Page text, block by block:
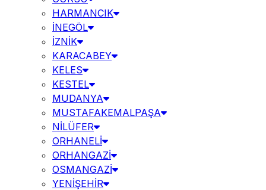
HARMANCIK
İNEGÖL
İZNİK
KARACABEY
KELES
KESTEL
MUDANYA
MUSTAFAKEMALPAŞA
NİLÜFER
ORHANELİ
ORHANGAZİ
OSMANGAZİ
YENİŞEHİR